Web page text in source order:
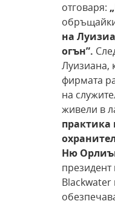
отговаря:
на
огън”.
Луизиана,
фирмата
на
живели в
практика
Ню
Blackwater